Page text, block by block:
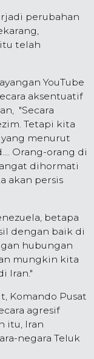
perubahan
telah
YouTube
aksentuatif
"Secara
Tetapi kita
menurut
Orang-orang di
dihormati
akan persis
betapa
dengan baik di
hubungan
mungkin kita
Iran."
Komando Pusat
agresif
itu, Iran
negara Teluk